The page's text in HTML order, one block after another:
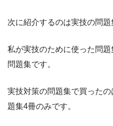
次に紹介するのは実技の問題
私が実技のために使った問
問題集です。
実技対策の問題集で買った
題集4冊のみです。